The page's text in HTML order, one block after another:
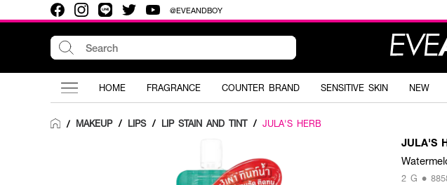
@EVEANDBOY
HOME FRAGRANCE COUNTER BRAND SENSITIVE SKIN NEW
/ MAKEUP / LIPS / LIP STAIN AND TINT / JULA'S HERB
JULA'S
2 G •